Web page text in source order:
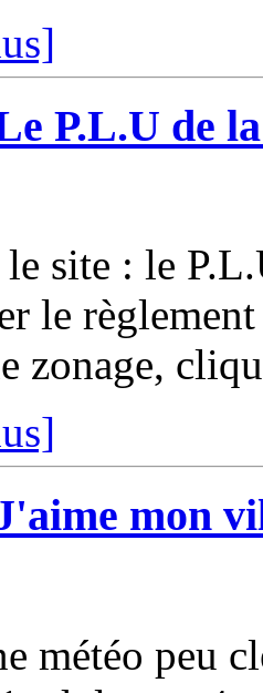
P.L.U de
site : le
le
zonage,
mon
météo peu